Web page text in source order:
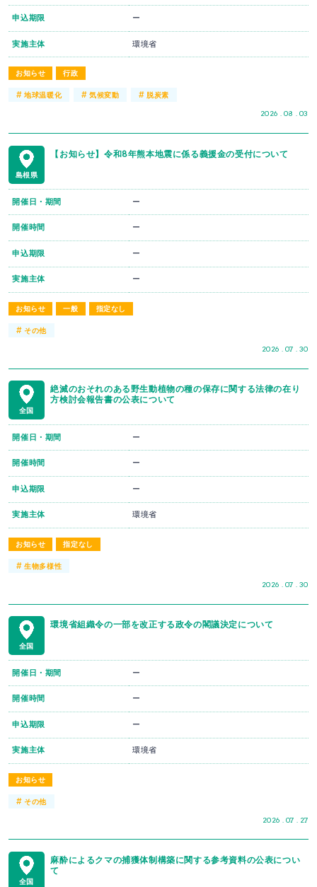
お知らせ 行政
2026 . 08 . 03
申込期限 ー
実施主体 環境省
#地球温暖化 # 気候変動 #脱炭素
島根県
【お知らせ】令和8年熊本地震に係る義援金の受付について
お知らせ 一般 指定なし
2026 . 07 . 30
開催日・期間 ー
開催時間 ー
申込期限 ー
実施主体 ー
#その他
全国
絶滅のおそれのある野生動植物の種の保存に関する法律の在り
方検討会報告書の公表について
お知らせ 指定なし
2026 . 07 . 30
開催日・期間 ー
開催時間 ー
申込期限 ー
実施主体 環境省
#生物多様性
全国
環境省組織令の一部を改正する政令の閣議決定について
お知らせ
2026 . 07 . 27
開催日・期間 ー
開催時間 ー
申込期限 ー
実施主体 環境省
#その他
全国
麻酔によるクマの捕獲体制構築に関する参考資料の公表につい
て